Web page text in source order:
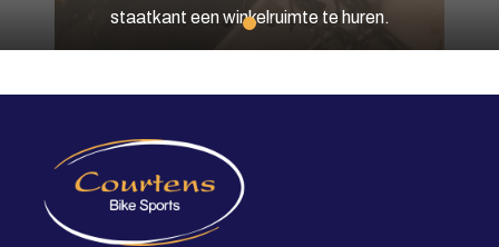
staatkant een winkelruimte te huren.